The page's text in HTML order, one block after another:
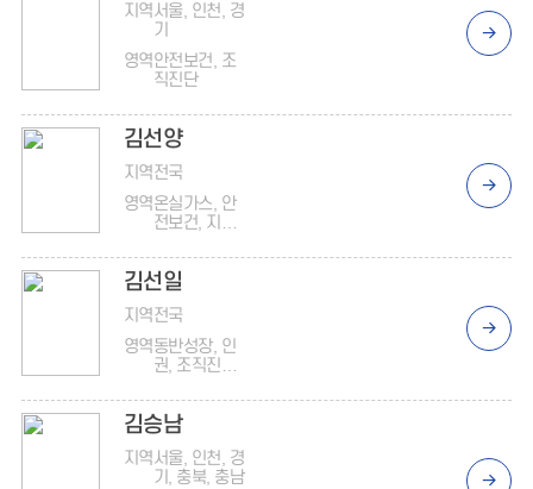
지역서울, 인천, 경
기
영역안전보건, 조
직진단
김선양
지역전국
영역온실가스, 안
전보건, 지배
14001, ISO
45001, 준법
김선일
지역전국
영역동반성장, 인
권, 조직진단,
김승남
지역서울, 인천, 경
기, 충북, 충남